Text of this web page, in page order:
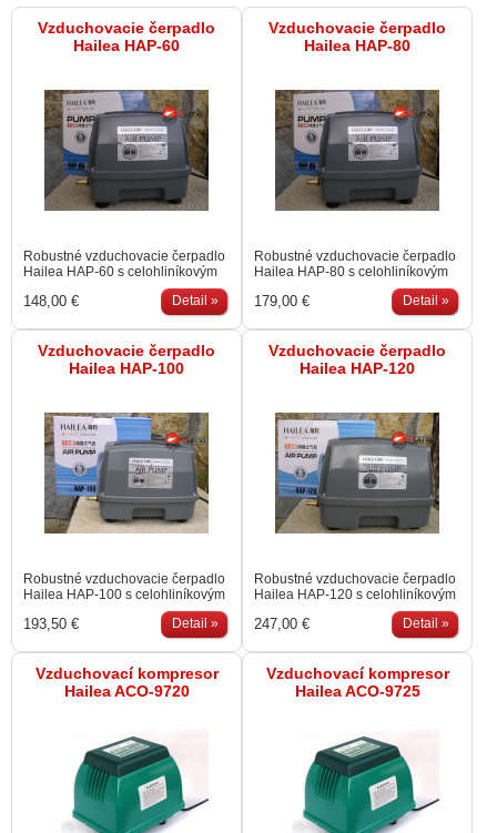
Vzduchovacie čerpadlo
Hailea HAP-60
Robustné vzduchovacie čerpadlo
Hailea HAP-60 s celohliníkovým
telom pre použitie v exteriéry.
148,00 € Detail »
Vzduchovacie čerpadlo
Hailea HAP-80
Robustné vzduchovacie čerpadlo
Hailea HAP-80 s celohliníkovým
telom pre použitie v exteriéry.
179,00 € Detail »
Vzduchovacie čerpadlo
Hailea HAP-100
Robustné vzduchovacie čerpadlo
Hailea HAP-100 s celohliníkovým
telom pre použitie v exteriéry.
193,50 € Detail »
Vzduchovacie čerpadlo
Hailea HAP-120
Robustné vzduchovacie čerpadlo
Hailea HAP-120 s celohliníkovým
telom pre použitie v exteriéry.
247,00 € Detail »
Vzduchovací kompresor
Hailea ACO-9720
Vzduchovací kompresor
Hailea ACO-9725